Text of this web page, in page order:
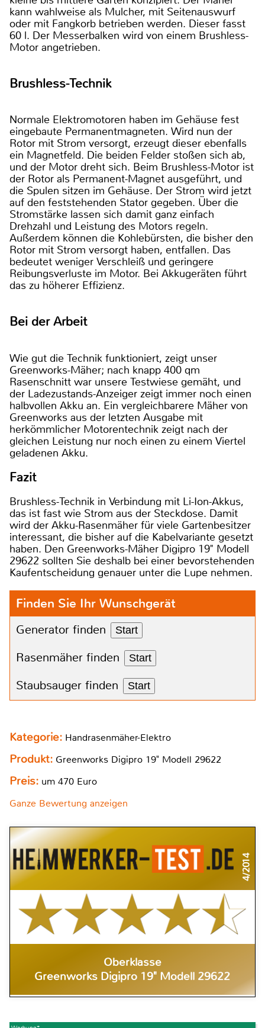
kann wahlweise als Mulcher, mit Seitenauswurf
oder mit Fangkorb betrieben werden. Dieser fasst
60 l. Der Messerbalken wird von einem Brushless-
Motor angetrieben.
Brushless-Technik
Normale Elektromotoren haben im Gehäuse fest
eingebaute Permanentmagneten. Wird nun der
Rotor mit Strom versorgt, erzeugt dieser ebenfalls
ein Magnetfeld. Die beiden Felder stoßen sich ab,
und der Motor dreht sich. Beim Brushless-Motor ist
der Rotor als Permanent-Magnet ausgeführt, und
die Spulen sitzen im Gehäuse. Der Strom wird jetzt
auf den feststehenden Stator gegeben. Über die
Stromstärke lassen sich damit ganz einfach
Drehzahl und Leistung des Motors regeln.
Außerdem können die Kohlebürsten, die bisher den
Rotor mit Strom versorgt haben, entfallen. Das
bedeutet weniger Verschleiß und geringere
Reibungsverluste im Motor. Bei Akkugeräten führt
das zu höherer Effizienz.
Bei der Arbeit
Wie gut die Technik funktioniert, zeigt unser
Greenworks-Mäher; nach knapp 400 qm
Rasenschnitt war unsere Testwiese gemäht, und
der Ladezustands-Anzeiger zeigt immer noch einen
halbvollen Akku an. Ein vergleichbarere Mäher von
Greenworks aus der letzten Ausgabe mit
herkömmlicher Motorentechnik zeigt nach der
gleichen Leistung nur noch einen zu einem Viertel
geladenen Akku.
Fazit
Brushless-Technik in Verbindung mit Li-Ion-Akkus,
das ist fast wie Strom aus der Steckdose. Damit
wird der Akku-Rasenmäher für viele Gartenbesitzer
interessant, die bisher auf die Kabelvariante gesetzt
haben. Den Greenworks-Mäher Digipro 19" Modell
29622 sollten Sie deshalb bei einer bevorstehenden
Kaufentscheidung genauer unter die Lupe nehmen.
Finden Sie Ihr Wunschgerät
Generator finden Start
Rasenmäher finden Start
Staubsauger finden Start
Kategorie: Handrasenmäher-Elektro
Produkt: Greenworks Digipro 19" Modell 29622
Preis: um 470 Euro
Ganze Bewertung anzeigen
4/2014
Oberklasse
Greenworks Digipro 19" Modell 29622